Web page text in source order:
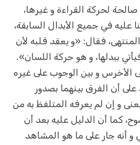
لحركة القراءة و غيرها،
عليه في جميع الأبدال السابقة،
فقال: «و يعقد قلبه لأن
ببدلها، و هو حركة اللسان».
الأخرس و بين الوجوب على غيره
على أن الفرق بينهما بصدور
و إن لم يعرفه المتلفظ به من
كما أن الدليل عليه بعد أن
أنه جار على ما هو المشاهد